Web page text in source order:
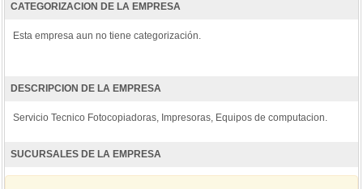
CATEGORIZACION DE LA EMPRESA
Esta empresa aun no tiene categorización.
DESCRIPCION DE LA EMPRESA
Servicio Tecnico Fotocopiadoras, Impresoras, Equipos de computacion.
SUCURSALES DE LA EMPRESA